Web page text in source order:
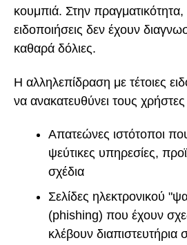
κουμπιά. Στην πραγματικότητα,
ειδοποιήσεις δεν έχουν
καθαρά δόλιες.
Η αλληλεπίδραση με τέτοιες
να ανακατευθύνει τους
Απατεώνες ιστότοποι
ψεύτικες υπηρεσίες,
σχέδια
Σελίδες ηλεκτρονικού
(phishing) που έχουν
κλέβουν διαπιστευτήρια